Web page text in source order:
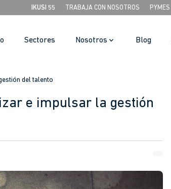
IKUSI 55 TRABAJA CON NOSOTROS PYMES
Sectores Nosotros Blog
del talento
e impulsar la gestión